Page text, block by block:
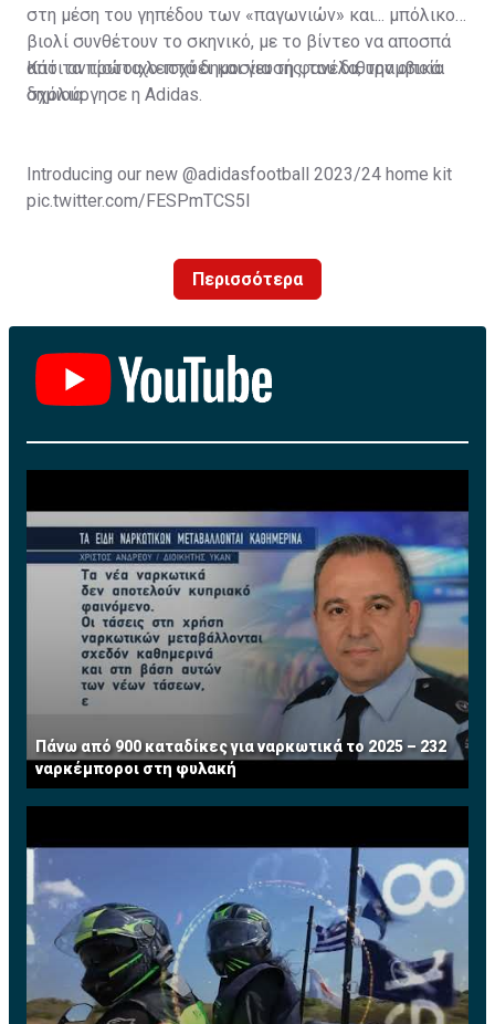
στη μέση του γηπέδου των «παγωνιών» και... μπόλικο
βιολί συνθέτουν το σκηνικό, με το βίντεο να αποσπά
από τα πρώτα λεπτά δημοσίευσής του διθυραμβικά
σχόλια.
Κάτι αντίστοιχο ισχύει και για τη φανέλα, την οποία
δημιούργησε η Adidas.
Introducing our new @adidasfootball 2023/24 home kit
pic.twitter.com/FESPmTCS5I
Περισσότερα
Πάνω από 900 καταδίκες για ναρκωτικά το 2025 – 232
ναρκέμποροι στη φυλακή